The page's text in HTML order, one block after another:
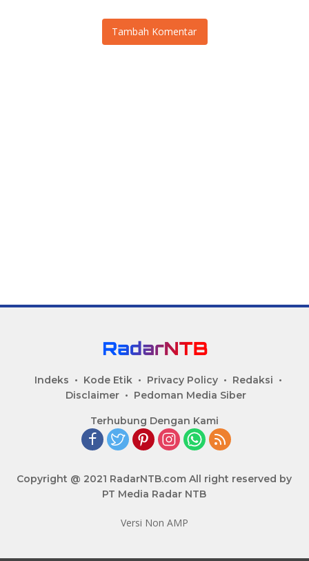
Tambah Komentar
Indeks Kode Etik Privacy Policy
Redaksi
Disclaimer
Pedoman Media Siber
Terhubung Dengan Kami
Copyright @ 2021 RadarNTB.com All right reserved by
PT Media Radar NTB
Versi Non AMP